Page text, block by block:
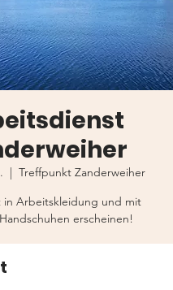
  |
Treffpunkt Zanderweiher
in Arbeitskleidung und mit
erscheinen!